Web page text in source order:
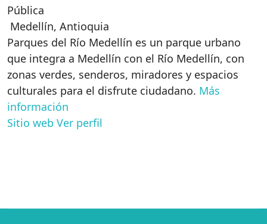
Pública
Medellín, Antioquia
Parques del Río Medellín es un parque urbano
que integra a Medellín con el Río Medellín, con
zonas verdes, senderos, miradores y espacios
culturales para el disfrute ciudadano. Más
información
Sitio web Ver perfil